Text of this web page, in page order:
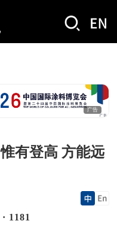
广告
有登高 方能远
1181